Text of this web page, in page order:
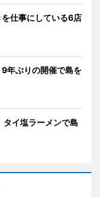
仕事にしている6店
年ぶりの開催で島を
イ塩ラーメンで島